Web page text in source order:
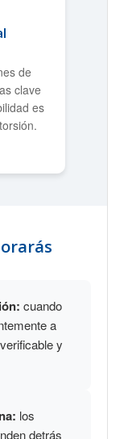
de
clave
es
cuando
a
y
los
detrás